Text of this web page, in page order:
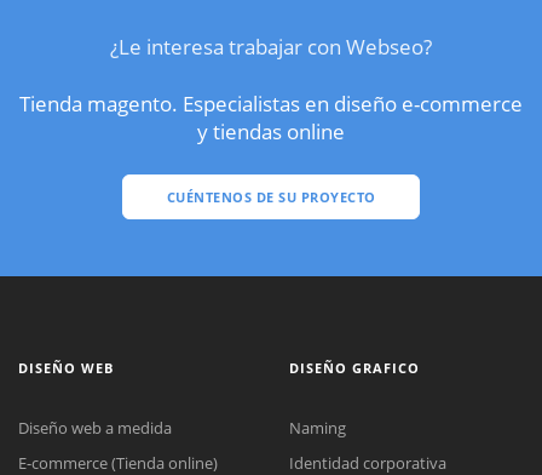
¿Le interesa trabajar con Webseo?
Tienda magento. Especialistas en diseño e-commerce
y tiendas online
CUÉNTENOS DE SU PROYECTO
DISEÑO WEB
Diseño web a medida
E-commerce (Tienda online)
DISEÑO GRAFICO
Naming
Identidad corporativa